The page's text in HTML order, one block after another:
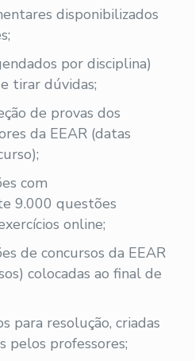
disponibilizados
por disciplina)
tirar dúvidas;
de provas dos
da EEAR (datas
com
9.000 questões
online;
de concursos da EEAR
colocadas ao final de
para resolução, criadas
pelos professores;